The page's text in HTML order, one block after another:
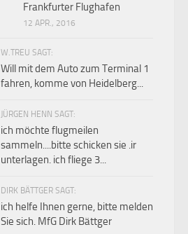
Frankfurter Flughafen
12 APR., 2016
W.TREU SAGT:
Will mit dem Auto zum Terminal 1
fahren, komme von Heidelberg...
JÜRGEN HENN SAGT:
ich möchte flugmeilen
sammeln....bitte schicken sie .ir
unterlagen. ich fliege 3...
DIRK BÄTTGER SAGT:
ich helfe Ihnen gerne, bitte melden
Sie sich. MfG Dirk Bättger